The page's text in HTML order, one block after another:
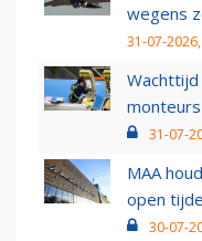
wegens
31-07-
31-07-
MAA
open
30-07-